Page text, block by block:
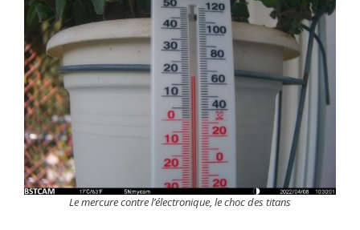
Le mercure contre l’électronique, le choc des titans